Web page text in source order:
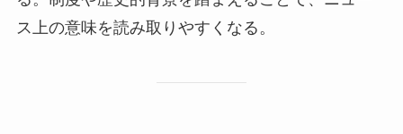
ス上の意味を読み取りやすくなる。